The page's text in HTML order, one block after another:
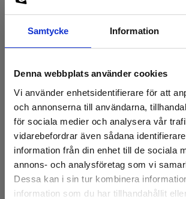
Samtycke Information
Denna webbplats använder cookies
Vi använder enhetsidentifierare för att
och annonserna till användarna,
för sociala medier och analysera vår
vidarebefordrar även sådana
information från din enhet till de sociala
annons- och analysföretag som vi
Dessa kan i sin tur kombinera
information som du har tillhandahållit
Svart silikonledning 2,5mm2
EAN 5706445321308
På lager
95,00 SEK Exkl. moms